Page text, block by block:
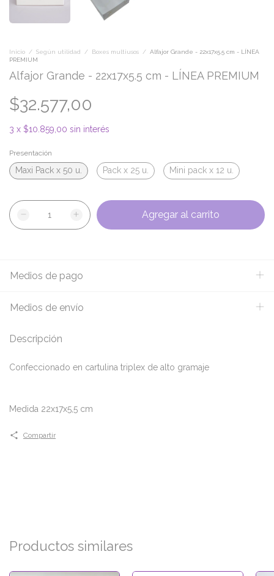
Inicio / Según utilidad / Boxes multiusos / Alfajor Grande - 22x17x5.5 cm - LÍNEA
PREMIUM
Alfajor Grande - 22x17x5.5 cm - LÍNEA PREMIUM
$32.577,00
3 x $10.859,00 sin interés
Presentación
Maxi Pack x 50 u. Pack x 25 u. Mini pack x 12 u.
Medios de pago
Medios de envío
Descripción
Confeccionado en cartulina triplex de alto gramaje
Medida 22x17x5,5 cm
Compartir
Productos similares